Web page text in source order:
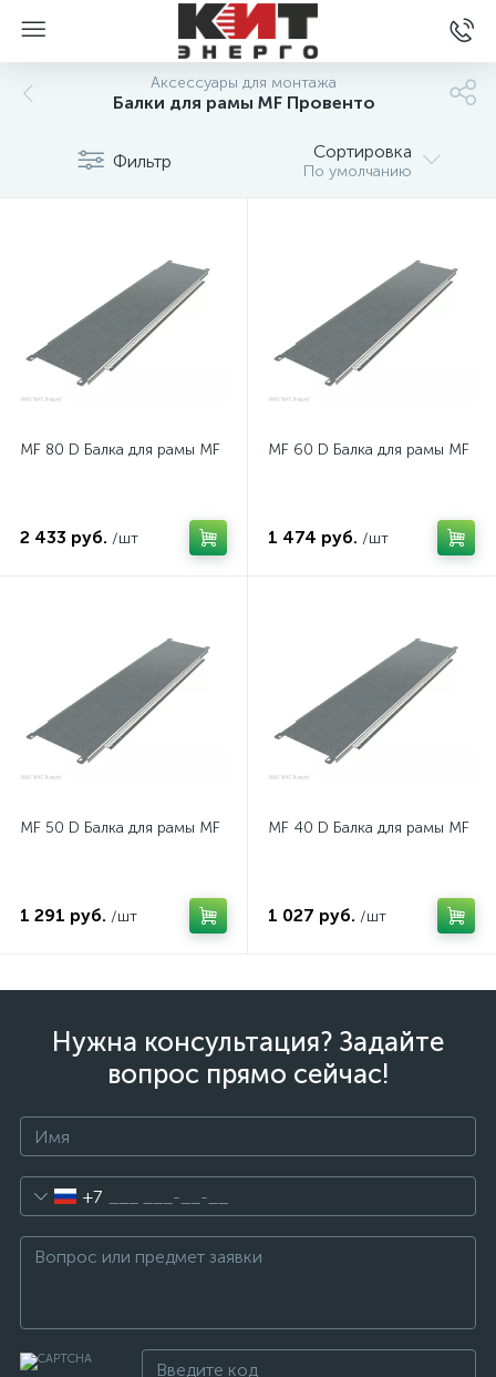
Аксессуары для монтажа
Балки для рамы MF Провенто
Фильтр Сортировка
По умолчанию
MF 80 D Балка для рамы MF
2 433 руб. /шт
MF 60 D Балка для рамы MF
1 474 руб. /шт
MF 50 D Балка для рамы MF
1 291 руб. /шт
MF 40 D Балка для рамы MF
1 027 руб. /шт
Нужна консультация? Задайте
вопрос прямо сейчас!
+7